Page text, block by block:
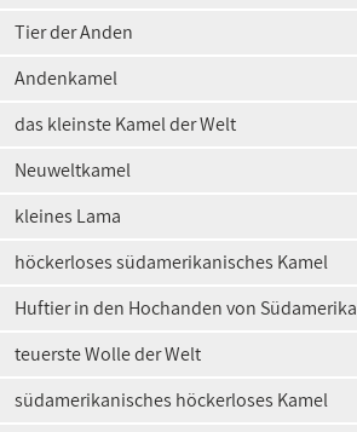
Tier der Anden
Andenkamel
das kleinste Kamel der Welt
Neuweltkamel
kleines Lama
höckerloses südamerikanisches Kamel
Huftier in den Hochanden von Südamerika
teuerste Wolle der Welt
südamerikanisches höckerloses Kamel